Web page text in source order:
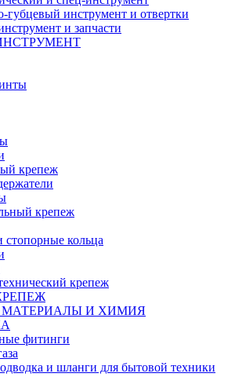
губцевый инструмент и отвертки
и запчасти
ИНСТРУМЕНТ
крепеж
крепеж
кольца
крепеж
КРЕПЕЖ
МАТЕРИАЛЫ И ХИМИЯ
фитинги
и шланги для бытовой техники